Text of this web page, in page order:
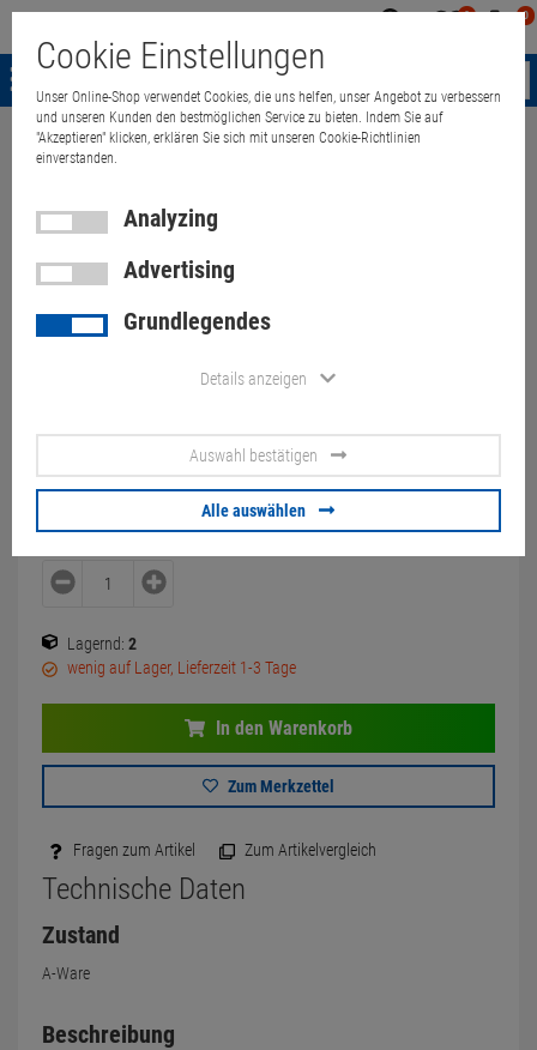
0 0
Menü
Weiter einkaufen
HP Prodesk/Elitedesk 400 600
800 G4/G5 DM Lüfter l19561-
001
15.90 €
00
Lagernd: 2
wenig auf Lager, Lieferzeit 1-3 Tage
In den Warenkorb
Zum Merkzettel
Fragen zum Artikel Zum Artikelvergleich
Technische Daten
Zustand
A-Ware
Beschreibung
Cookie Einstellungen
Unser Online-Shop verwendet Cookies, die uns helfen, unser Angebot zu verbessern
und unseren Kunden den bestmöglichen Service zu bieten. Indem Sie auf
"Akzeptieren" klicken, erklären Sie sich mit unseren Cookie-Richtlinien
einverstanden.
Analyzing
Advertising
Grundlegendes
Details anzeigen
Auswahl bestätigen
Alle auswählen